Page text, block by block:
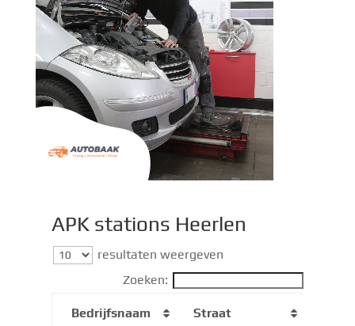
APK stations Heerlen​
resultaten weergeven
Zoeken:
Bedrijfsnaam Straat